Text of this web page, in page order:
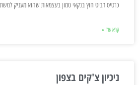
כרטיס דביט חוץ בנקאי טמון בעצמאות שהוא מעניק
קרא עוד »
ניכיון צ'קים בצפון